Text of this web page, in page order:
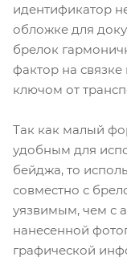
идентификатор
обложке для
брелок
фактор на
ключом от
Так как малый
удобным для
бейджа, то
совместно с
уязвимым, чем с
нанесенной
графической